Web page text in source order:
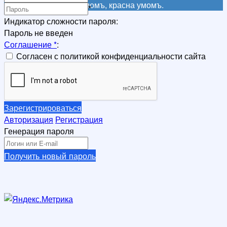
Не красна книга письмомъ, красна умомъ.
*
Индикатор сложности пароля:
Пароль не введен
Соглашение*:
Согласен с политикой конфиденциальности сайта
Зарегистрироваться
Авторизация Регистрация
Генерация пароля
Получить новый пароль